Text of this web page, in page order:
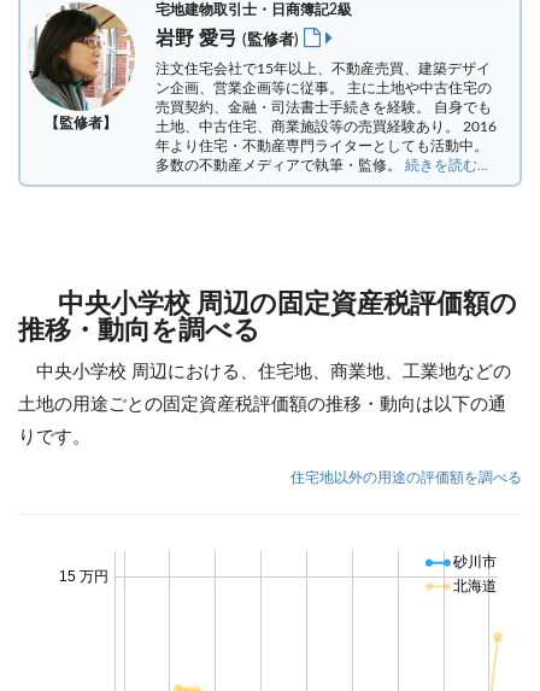
【監修者】
宅地建物取引士・日商簿記2級
岩野 愛弓 (監修者)
注文住宅会社で15年以上、不動産売買、建築デザイ
ン企画、営業企画等に従事。 主に土地や中古住宅の
売買契約、金融・司法書士手続きを経験。 自身でも
土地、中古住宅、商業施設等の売買経験あり。 2016
年より住宅・不動産専門ライターとしても活動中。
多数の不動産メディアで執筆・監修。 続きを読む...
中央小学校 周辺の固定資産税評価額の
推移・動向を調べる
中央小学校 周辺における、住宅地、商業地、工業地などの
土地の用途ごとの固定資産税評価額の推移・動向は以下の通
りです。
住宅地以外の用途の評価額を調べる
15 万円
砂川市
北海道